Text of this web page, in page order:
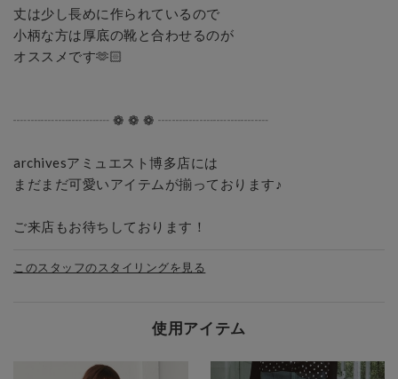
丈は少し長めに作られているので
小柄な方は厚底の靴と合わせるのが
オススメです🫶🏻
┈┈┈┈┈┈┈ ❁ ❁ ❁ ┈┈┈┈┈┈┈┈
archivesアミュエスト博多店には
まだまだ可愛いアイテムが揃っております♪
ご来店もお待ちしております！
このスタッフのスタイリングを見る
使用アイテム